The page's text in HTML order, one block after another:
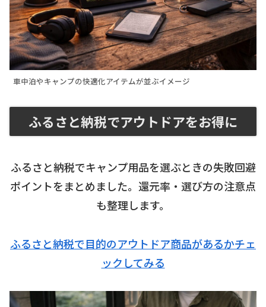
車中泊やキャンプの快適化アイテムが並ぶイメージ
ふるさと納税でアウトドアをお得に
ふるさと納税でキャンプ用品を選ぶときの失敗回避
ポイントをまとめました。還元率・選び方の注意点
も整理します。
ふるさと納税で目的のアウトドア商品があるかチェ
ックしてみる